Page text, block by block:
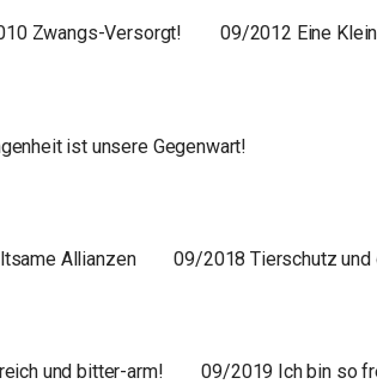
Zwangs-Versorgt! 09/2012 Eine
ist unsere Gegenwart!
Allianzen 09/2018 Tierschutz und
und bitter-arm! 09/2019 Ich bin so